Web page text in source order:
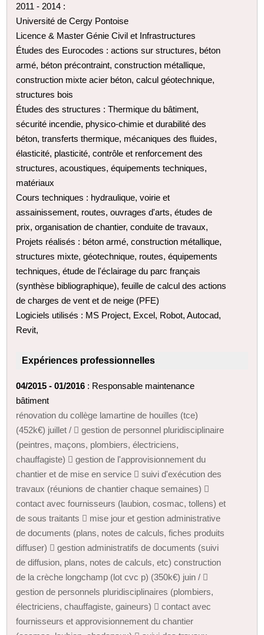
2011 - 2014 :
Université de Cergy Pontoise
Licence & Master Génie Civil et Infrastructures
Études des Eurocodes : actions sur structures, béton
armé, béton précontraint, construction métallique,
construction mixte acier béton, calcul géotechnique,
structures bois
Études des structures : Thermique du bâtiment,
sécurité incendie, physico-chimie et durabilité des
béton, transferts thermique, mécaniques des fluides,
élasticité, plasticité, contrôle et renforcement des
structures, acoustiques, équipements techniques,
matériaux
Cours techniques : hydraulique, voirie et
assainissement, routes, ouvrages d'arts, études de
prix, organisation de chantier, conduite de travaux,
Projets réalisés : béton armé, construction métallique,
structures mixte, géotechnique, routes, équipements
techniques, étude de l'éclairage du parc français
(synthèse bibliographique), feuille de calcul des actions
de charges de vent et de neige (PFE)
Logiciels utilisés : MS Project, Excel, Robot, Autocad,
Revit,
Expériences professionnelles
04/2015 - 01/2016 : Responsable maintenance
bâtiment
rénovation du collège lamartine de houilles (tce)
(452k€) juillet /  gestion de personnel pluridisciplinaire
(peintres, maçons, plombiers, électriciens,
chauffagiste)  gestion de l'approvisionnement du
chantier et de mise en service  suivi d'exécution des
travaux (réunions de chantier chaque semaines) 
contact avec fournisseurs (laubion, cosmac, tollens) et
de sous traitants  mise jour et gestion administrative
de documents (plans, notes de calculs, fiches produits
diffuser)  gestion administratifs de documents (suivi
de diffusion, plans, notes de calculs, etc) construction
de la crèche longchamp (lot cvc p) (350k€) juin / 
gestion de personnels pluridisciplinaires (plombiers,
électriciens, chauffagiste, gaineurs)  contact avec
fournisseurs et approvisionnement du chantier